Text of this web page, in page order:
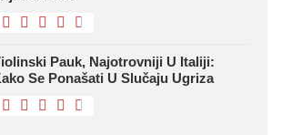
Pauk, Najotrovniji U Italiji:
Se Ponašati U Slučaju Ugriza